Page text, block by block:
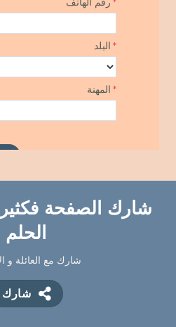
شارك الصفحة
الحلم
شارك مع العائلة و
شارك